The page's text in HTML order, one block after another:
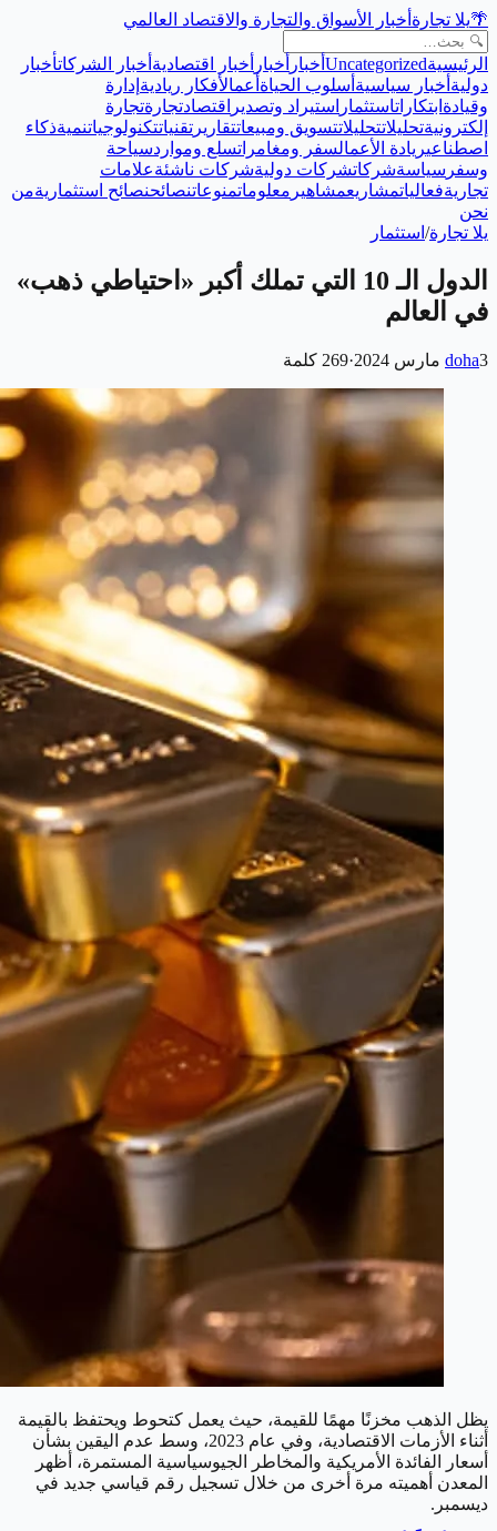
🌴يلا تجارة أخبار الأسواق والتجارة والاقتصاد العالمي
الرئيسيةUncategorized أخبار أخبار أخبار اقتصادية أخبار الشركاتأخبار
دولية أخبار سياسية أسلوب الحياة أعمالأفكار ريادية إدارة
وقيادة ابتكاراتاستثمار استيراد وتصدير اقتصادتجارةتجارة
إلكترونيةتحليلاتتحليلاتتسويق ومبيعاتتقارير تقنياتتكنولوجياتنميةذكاء
اصطناعيريادة الأعمالسفر ومغامراتسلع ومواردسياحة
وسفر سياسةشركاتشركات دوليةشركات ناشئةعلامات
تجاريةفعالياتمشاريعمشاهير معلوماتمنوعاتنصائحنصائح استثماريةمن
نحن
يلا تجارة/ استثمار
الدول الـ 10 التي تملك أكبر «احتياطي ذهب»
في العالم
doha3 مارس 2024 ·
269 كلمة
يظل الذهب مخزنًا مهمًا للقيمة، حيث يعمل كتحوط ويحتفظ بالقيمة
أثناء الأزمات الاقتصادية، وفي عام 2023، وسط عدم اليقين بشأن
أسعار الفائدة الأمريكية والمخاطر الجيوسياسية المستمرة، أظهر
المعدن أهميته مرة أخرى من خلال تسجيل رقم قياسي جديد في
ديسمبر.